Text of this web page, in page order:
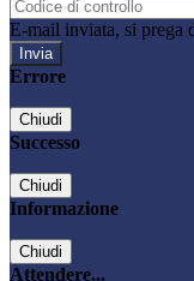
E-mail inviata, si prega
Errore
Chiudi
Successo
Chiudi
Informazione
Chiudi
Attendere...